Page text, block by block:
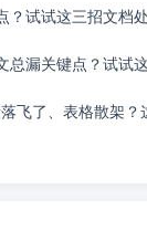
？试试这三招文档
总漏关键点？试试
飞了、表格散架？